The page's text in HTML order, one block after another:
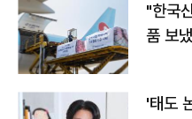
"한국
품 보
'태도